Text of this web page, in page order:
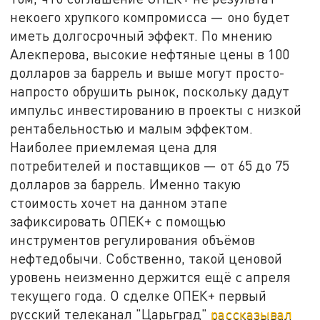
некоего хрупкого компромисса — оно будет
иметь долгосрочный эффект. По мнению
Алекперова, высокие нефтяные цены в 100
долларов за баррель и выше могут просто-
напросто обрушить рынок, поскольку дадут
импульс инвестированию в проекты с низкой
рентабельностью и малым эффектом.
Наиболее приемлемая цена для
потребителей и поставщиков — от 65 до 75
долларов за баррель. Именно такую
стоимость хочет на данном этапе
зафиксировать ОПЕК+ с помощью
инструментов регулирования объёмов
нефтедобычи. Собственно, такой ценовой
уровень неизменно держится ещё с апреля
текущего года. О сделке ОПЕК+ первый
русский телеканал "Царьград" рассказывал